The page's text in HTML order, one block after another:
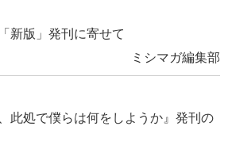
新版」発刊に寄せて
ミシマガ編集部
此処で僕らは何をしようか』発刊の